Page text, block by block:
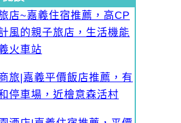
店~嘉義住宿推薦，高CP
風的親子旅店，生活機能
火車站
旅|嘉義平價飯店推薦，有
停車場，近檜意森活村